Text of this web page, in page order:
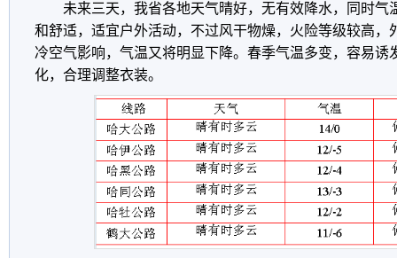
未来三天，我省各地天气晴好， 无有效降水，同时气
和舒适，适宜户外活动，不过风干物燥，火险等级较高，
冷空气影响，气温又将明显下降。春季气温多变，容易诱
化，合理调整衣装。